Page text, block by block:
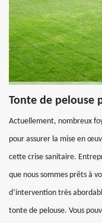
Tonte de pelouse
Actuellement, nombreux
pour assurer la mise en
cette crise sanitaire.
que nous sommes prêts à
d’intervention très
tonte de pelouse. Vous